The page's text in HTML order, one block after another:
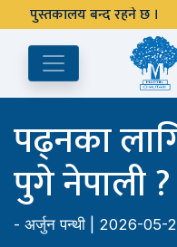
अङ्ग्रेजी महिनाको प्रत्येक
पुस्तकालय बन्द रहने छ ।
पढ्नका
पुगे नेपाली ?
- अर्जुन पन्थी | 2026-05-